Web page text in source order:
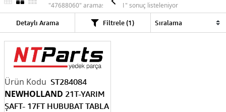
"47688060" araması için "1" sonuç listeleniyor
Detaylı Arama Filtrele (1)
ST284084
NEWHOLLAND 21T-YARIM
ŞAFT- 17FT HUBUBAT TABLA